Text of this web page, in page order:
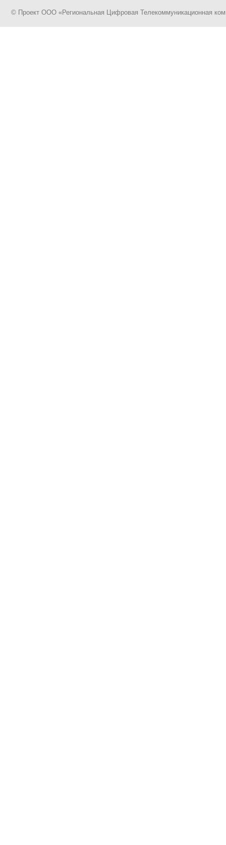
Проект ООО «Региональная Цифровая Телекоммуникационная